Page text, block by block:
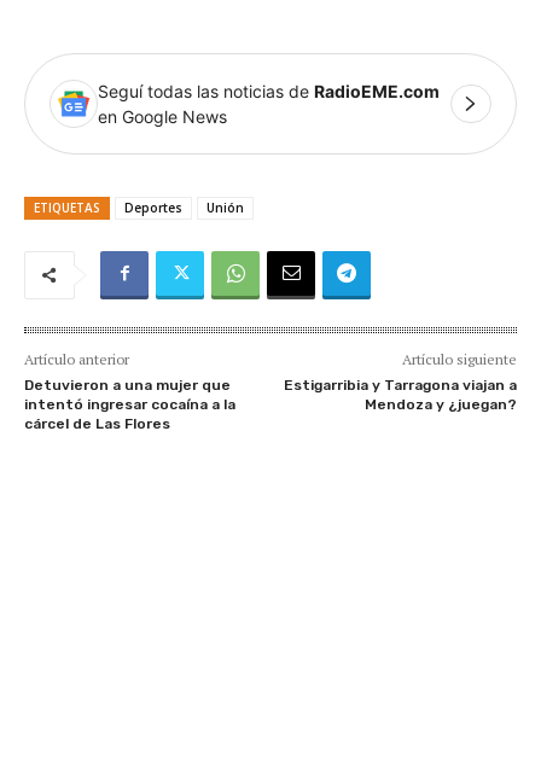
Seguí todas las noticias de RadioEME.com
en Google News
ETIQUETAS Deportes Unión
Artículo anterior
Detuvieron a una mujer que
intentó ingresar cocaína a la
cárcel de Las Flores
Artículo siguiente
Estigarribia y Tarragona viajan a
Mendoza y ¿juegan?